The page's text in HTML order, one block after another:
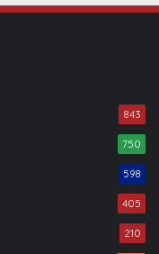
843
750
598
405
210